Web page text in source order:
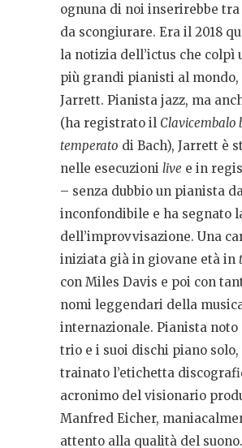
ognuna di noi inserirebbe
da scongiurare. Era il 2018
la notizia dell’ictus che colpì
più grandi pianisti al mondo,
Jarrett. Pianista jazz, ma
(ha registrato il Clavicembalo
temperato di Bach), Jarrett è
nelle esecuzioni live e in
– senza dubbio un pianista
inconfondibile e ha segnato
dell’improvvisazione. Una
iniziata già in giovane età in
con Miles Davis e poi con
nomi leggendari della
internazionale. Pianista noto
trio e i suoi dischi piano solo,
trainato l’etichetta
acronimo del visionario
Manfred Eicher,
attento alla qualità del suono.